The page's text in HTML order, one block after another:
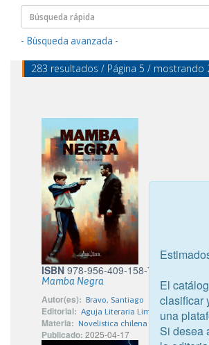
- Búsqueda avanzada -
283 resultados / Página 5 / mostrando
ISBN 978-956-409-158-7
Mamba Negra
Autor(es): Bravo, Santiago
Editorial: Aguja Literaria Limitada
Materia: Novelística chilena
Publicado: 2025-04-17
El
clasificar
una
Si desea